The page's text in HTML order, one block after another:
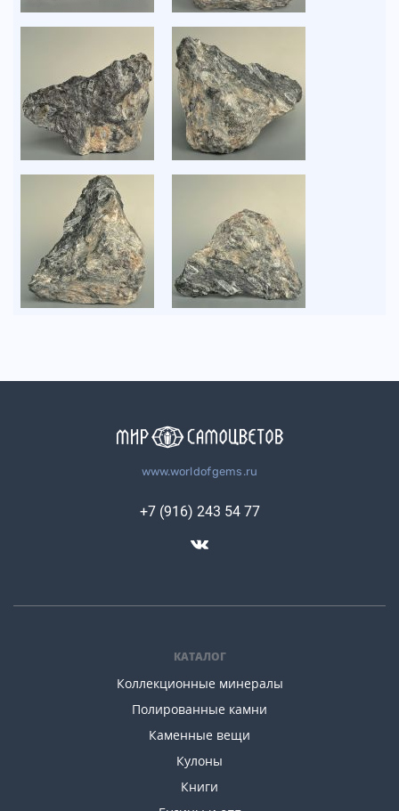
www.worldofgems.ru
КАТАЛОГ
Коллекционные минералы
Полированные камни
Каменные вещи
Кулоны
Книги
+7 (916) 243 54 77